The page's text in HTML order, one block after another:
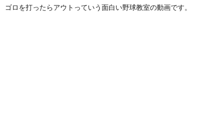
ゴロを打ったらアウトっていう面白い野球教室の動画です。